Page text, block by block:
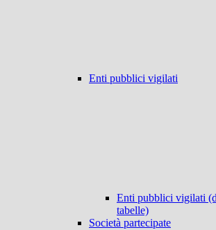
Enti pubblici vigilati
Enti pubblici vigilati
tabelle)
Società partecipate